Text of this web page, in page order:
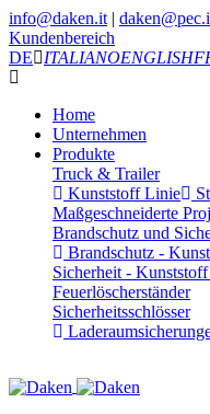
info@daken.it |
Kundenbereich
DE
ITALIANOENGLISH
Home
Unternehmen
Produkte
Truck & Trailer
Kunststoff Linie
Maßgeschneiderte
Brandschutz und
Brandschutz -
Sicherheit -
Feuerlöscherständer
Sicherheitsschlösser